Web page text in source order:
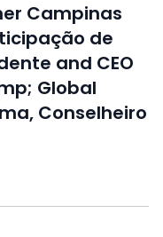
Campinas
de
and CEO
Global
Conselheiro